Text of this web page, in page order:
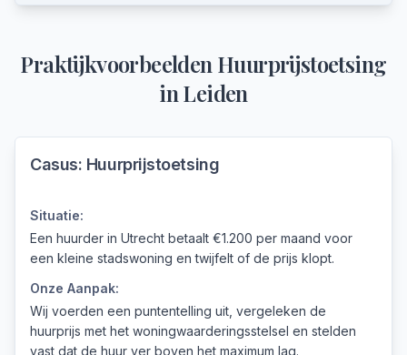
Praktijkvoorbeelden Huurprijstoetsing
inLeiden
Casus: Huurprijstoetsing
Situatie:
Een huurder in Utrecht betaalt €1.200 per maand voor
een kleine stadswoning en twijfelt of de prijs klopt.
Onze Aanpak:
Wij voerden een puntentelling uit, vergeleken de
huurprijs met het woningwaarderingsstelsel en stelden
vast dat de huur ver boven het maximum lag.